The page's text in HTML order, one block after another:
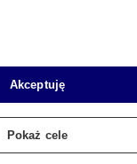
dorobić
Akceptuję
Pokaż cele